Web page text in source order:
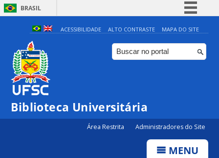
BRASIL
Simplifique!
Comunica BR
Participe
Canais
ACESSIBILIDADE ALTO CONTRASTE MAPA DO SITE
Biblioteca Universitária
Área Restrita Administradores do Site
MENU